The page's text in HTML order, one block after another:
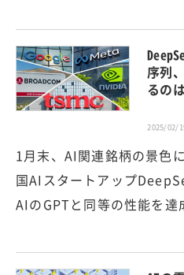
序列
るの
2025/02/
1月末、AI関連銘柄の景色
国AIスタートアップ
AIのGPTと同等の性能を